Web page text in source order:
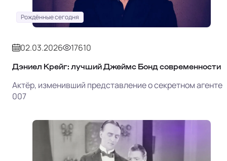
Рождённые сегодня
02.03.2026 17610
Дэниел Крейг: лучший Джеймс Бонд современности
Актёр, изменивший представление о секретном агенте
007